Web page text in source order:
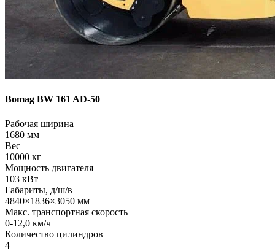
Bomag BW 161 AD-50
Рабочая ширина
1680 мм
Вес
10000 кг
Мощность двигателя
103 кВт
Габариты, д/ш/в
4840×1836×3050 мм
Макс. транспортная скорость
0-12,0 км/ч
Количество цилиндров
4